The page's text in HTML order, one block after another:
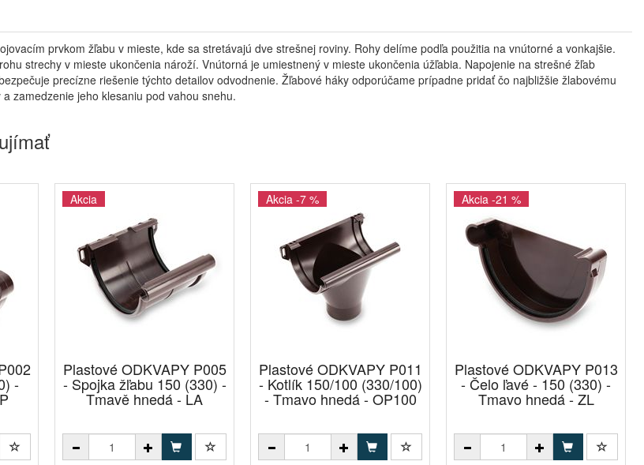
prvkom žľabu v mieste, kde sa stretávajú dve strešnej roviny. Rohy delíme podľa použitia na vnútorné a vonkajšie.
strechy v mieste ukončenia nároží. Vnútorná je umiestnený v mieste ukončenia úžľabia. Napojenie na strešné žľab
precízne riešenie týchto detailov odvodnenie. Žľabové háky odporúčame prípadne pridať čo najbližšie žlabovému
zamedzenie jeho klesaniu pod vahou snehu.
-
Akcia
Plastové ODKVAPY P005
- Spojka žľabu 150 (330) -
Tmavě hnedá - LA
Akcia -7 %
Plastové ODKVAPY P011
- Kotlík 150/100 (330/100)
- Tmavo hnedá - OP100
Akcia -21 %
Plastové ODKVAPY P013
- Čelo ľavé - 150 (330) -
Tmavo hnedá - ZL